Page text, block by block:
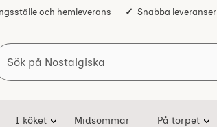
och hemleverans Snabba leveranser
I köket Midsommar På torpet